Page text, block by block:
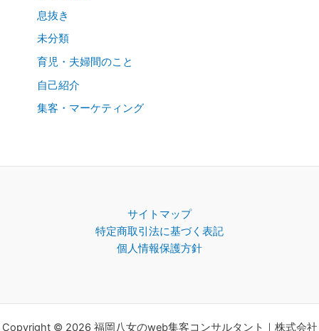
息抜き
未分類
育児・夫婦間のこと
自己紹介
集客・マーケティング
サイトマップ
特定商取引法に基づく表記
個人情報保護方針
Copyright © 2026 福岡八女のweb集客コンサルタント｜株式会社